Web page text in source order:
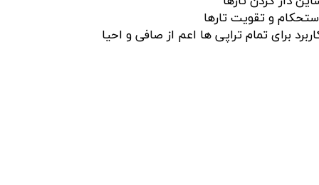
و تقویت تارها
برای تمام تراپی ها اعم از صافی و احیا​​​​​​​